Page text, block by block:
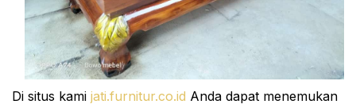
Di situs kami jati.furnitur.co.id Anda dapat menemukan